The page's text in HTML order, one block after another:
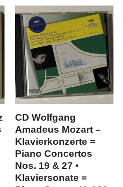
CD Wolfgang
Amadeus Mozart –
Klavierkonzerte =
Piano Concertos
Nos. 19 & 27 •
Klaviersonate =